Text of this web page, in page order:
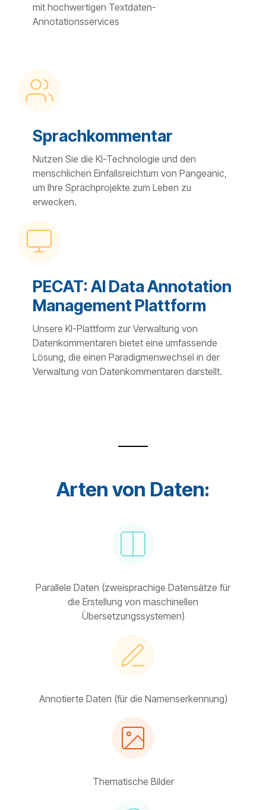
mit hochwertigen Textdaten-
Annotationsservices
Sprachkommentar
Nutzen Sie die KI-Technologie und den
menschlichen Einfallsreichtum von Pangeanic,
um Ihre Sprachprojekte zum Leben zu
erwecken.
PECAT: AI Data Annotation
Management Plattform
Unsere KI-Plattform zur Verwaltung von
Datenkommentaren bietet eine umfassende
Lösung, die einen Paradigmenwechsel in der
Verwaltung von Datenkommentaren darstellt.
Arten von Daten:
Parallele Daten (zweisprachige Datensätze für
die Erstellung von maschinellen
Übersetzungssystemen)
Annotierte Daten (für die Namenserkennung)
Thematische Bilder